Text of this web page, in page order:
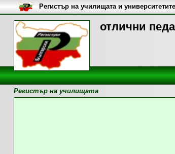
отлични
Регистър на училищата и
Регистър на училищата